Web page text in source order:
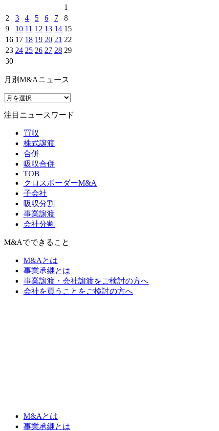
1
2
3 4 5 6 7
8
9
10 11 12 13 14 15
16 17 18 19 20 21 22
23 24 25 26 27 28 29
30
月別M&Aニュース
注目ニュースワード
買収
株式譲渡
合併
吸収合併
TOB
クロスボーダーM&A
子会社
吸収分割
事業譲渡
会社分割
M&Aでできること
M&Aとは
事業承継とは
事業譲渡・会社譲渡をご検討の方へ
会社を買うことをご検討の方へ
M&Aとは
事業承継とは